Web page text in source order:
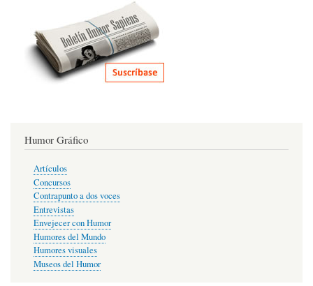
Humor Gráfico
Artículos
Concursos
Contrapunto a dos voces
Entrevistas
Envejecer con Humor
Humores del Mundo
Humores visuales
Museos del Humor